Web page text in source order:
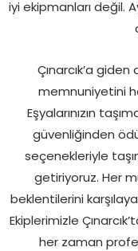
iyi ekipmanları değil.
Çınarcık’a
memnuniyetini
Eşyalarınızın
güvenliğinden
seçenekleriyle
getiriyoruz. Her
beklentilerini
Ekiplerimizle
her zaman